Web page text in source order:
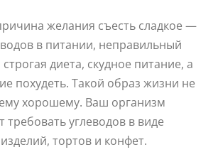
желания съесть сладкое —
в питании, неправильный
диета, скудное питание, а
похудеть. Такой образ жизни не
хорошему. Ваш организм
требовать углеводов в виде
тортов и конфет.